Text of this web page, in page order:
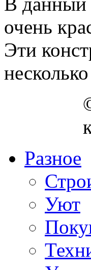
очень
Эти
Разное
Уют